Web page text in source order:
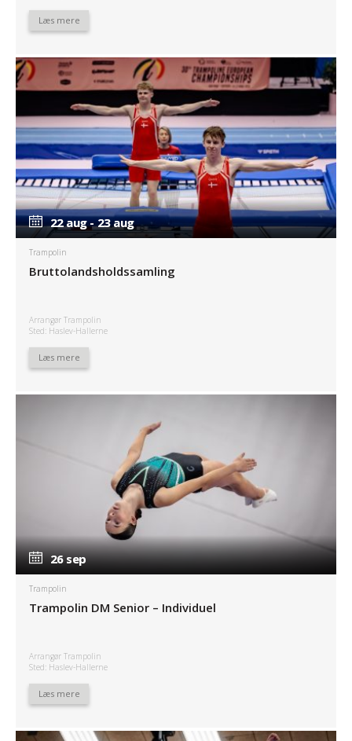
Læs mere
22 aug - 23 aug
22 aug - 23 aug
Trampolin
Bruttolandsholdssamling
Arrangør Trampolin
Sted: Haslev-Hallerne
Læs mere
26 sep
26 sep
Trampolin
Trampolin DM Senior – Individuel
Arrangør Trampolin
Sted: Haslev-Hallerne
Læs mere